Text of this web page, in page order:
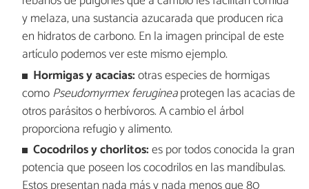
y melaza, una sustancia azucarada que producen rica
en hidratos de carbono. En la imagen principal de este
artículo podemos ver este mismo ejemplo.
Hormigas y acacias:otras especies de hormigas
comoPseudomyrmex ferugineaprotegen las acacias de
otros parásitos o herbívoros. A cambio el árbol
proporciona refugio y alimento.
Cocodrilos y chorlitos:es por todos conocida la gran
potencia que poseen los cocodrilos en las mandíbulas.